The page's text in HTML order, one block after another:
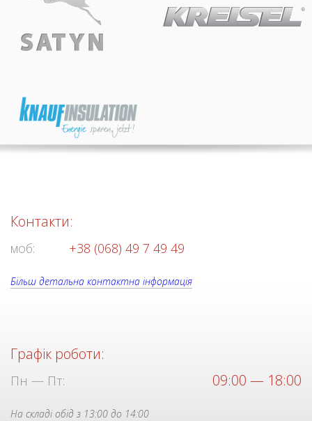
Контакти:
моб: +38 (068) 49 7 49 49
Більш детальна контактна інформація
Графік роботи:
Пн — Пт: 09:00 — 18:00
На складі обід з 13:00 до 14:00